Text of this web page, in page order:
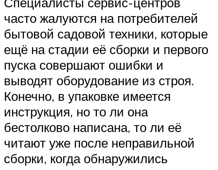
часто жалуются на потребителей
бытовой садовой техники, которые
ещё на стадии её сборки и первого
пуска совершают ошибки и
выводят оборудование из строя.
Конечно, в упаковке имеется
инструкция, но то ли она
бестолково написана, то ли её
читают уже после неправильной
сборки, когда обнаружились